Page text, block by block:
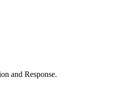
and Response.